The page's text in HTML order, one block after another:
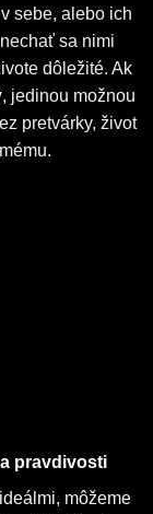
sebe, alebo ich
sa nimi
dôležité. Ak
, jedinou možnou
pretvárky, život
pravdivosti
môžeme